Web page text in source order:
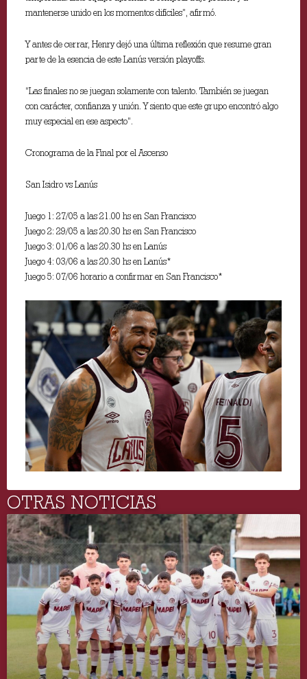
mantenerse unido en los momentos difíciles”, afirmó.
Y antes de cerrar, Henry dejó una última reflexión que resume gran
parte de la esencia de este Lanús versión playoffs.
“Las finales no se juegan solamente con talento. También se juegan
con carácter, confianza y unión. Y siento que este grupo encontró algo
muy especial en ese aspecto”.
Cronograma de la Final por el Ascenso
San Isidro vs Lanús
Juego 1: 27/05 a las 21.00 hs en San Francisco
Juego 2: 29/05 a las 20.30 hs en San Francisco
Juego 3: 01/06 a las 20.30 hs en Lanús
Juego 4: 03/06 a las 20.30 hs en Lanús*
Juego 5: 07/06 horario a confirmar en San Francisco*
OTRAS NOTICIAS